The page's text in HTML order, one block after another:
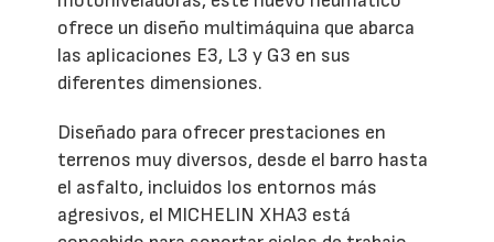
ofrece un diseño multimáquina que abarca
las aplicaciones E3, L3 y G3 en sus
diferentes dimensiones.
Diseñado para ofrecer prestaciones en
terrenos muy diversos, desde el barro hasta
el asfalto, incluidos los entornos más
agresivos, el MICHELIN XHA3 está